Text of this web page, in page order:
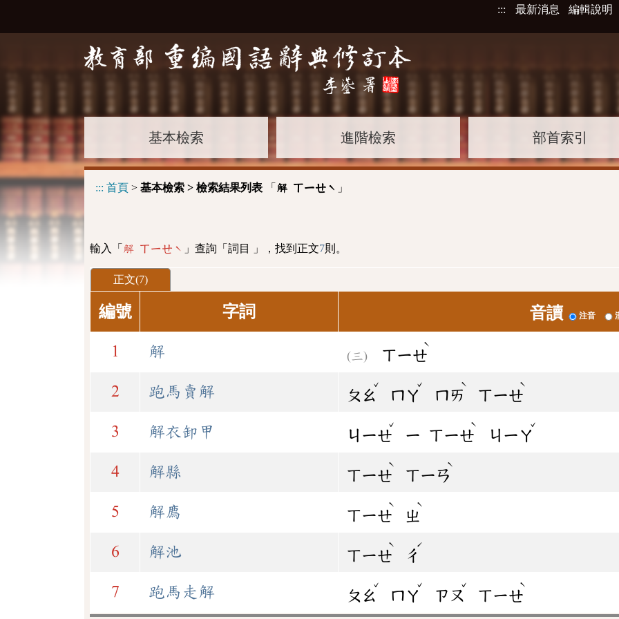
::: 最新消息 編輯說明
基本檢索 進階檢索 部首索引
::: 首頁 > 基本檢索 > 檢索結果列表 「 解 ㄒㄧㄝˋ 」
輸入「 解 ㄒㄧㄝˋ 」查詢「詞目 」，找到正文7則。
正文(7)
編號 字詞 音讀 注音
1 解 ㄒㄧㄝ
ˋ
2 跑馬賣解 ㄆㄠ
ˇ
ㄇㄚ
ˇ
ㄇㄞ
ˋ
ㄒㄧㄝ
ˋ
3 解衣卸甲 ㄐㄧㄝ
ˇ
ㄧ ㄒㄧㄝ
ˋ
ㄐㄧㄚ
ˇ
4 解縣 ㄒㄧㄝ
ˋ
ㄒㄧㄢ
ˋ
5 解廌 ㄒㄧㄝ
ˋ
ㄓ
ˋ
6 解池 ㄒㄧㄝ
ˋ
ㄔ
ˊ
7 跑馬走解 ㄆㄠ
ˇ
ㄇㄚ
ˇ
ㄗㄡ
ˇ
ㄒㄧㄝ
ˋ